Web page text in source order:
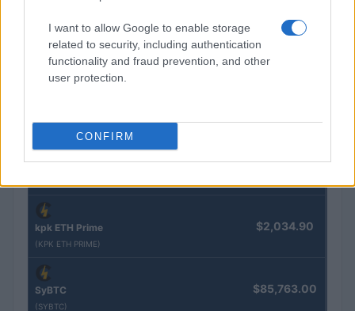
I want to allow Google to enable storage
related to security, including authentication
functionality and fraud prevention, and other
user protection.
CONFIRM
Kinza Babylon Staked BTC
(KBTC)
$83,270.00
JDB $0.022
kpk ETH Prime
(KPK ETH PRIME)
$2,034.90
SyBTC
(SYBTC)
$85,763.00